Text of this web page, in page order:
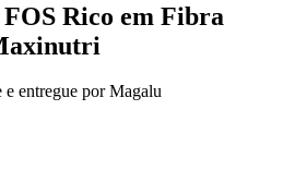
Rico em Fibra
e entregue por Magalu